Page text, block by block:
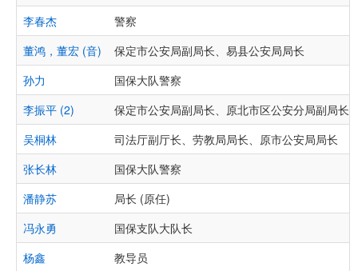
李春杰
警察
董鸿，董宏 (音)
保定市公安局副局长、易县公安局局长
孙力
国保大队警察
李振平 (2)
保定市公安局副局长、原北市区公安分局副局长
吴桐林
司法厅副厅长、劳教局局长、原市公安局局长
张长林
国保大队警察
潘静苏
局长 (原任)
冯永勇
国保支队大队长
杨鑫
教导员